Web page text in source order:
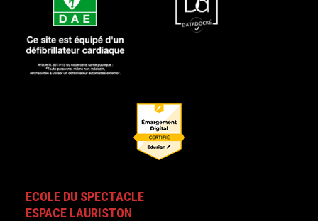
ECOLE DU SPECTACLE
ESPACE LAURISTON